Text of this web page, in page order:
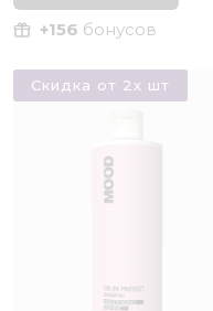
+156 бонусов
Скидка от 2х шт